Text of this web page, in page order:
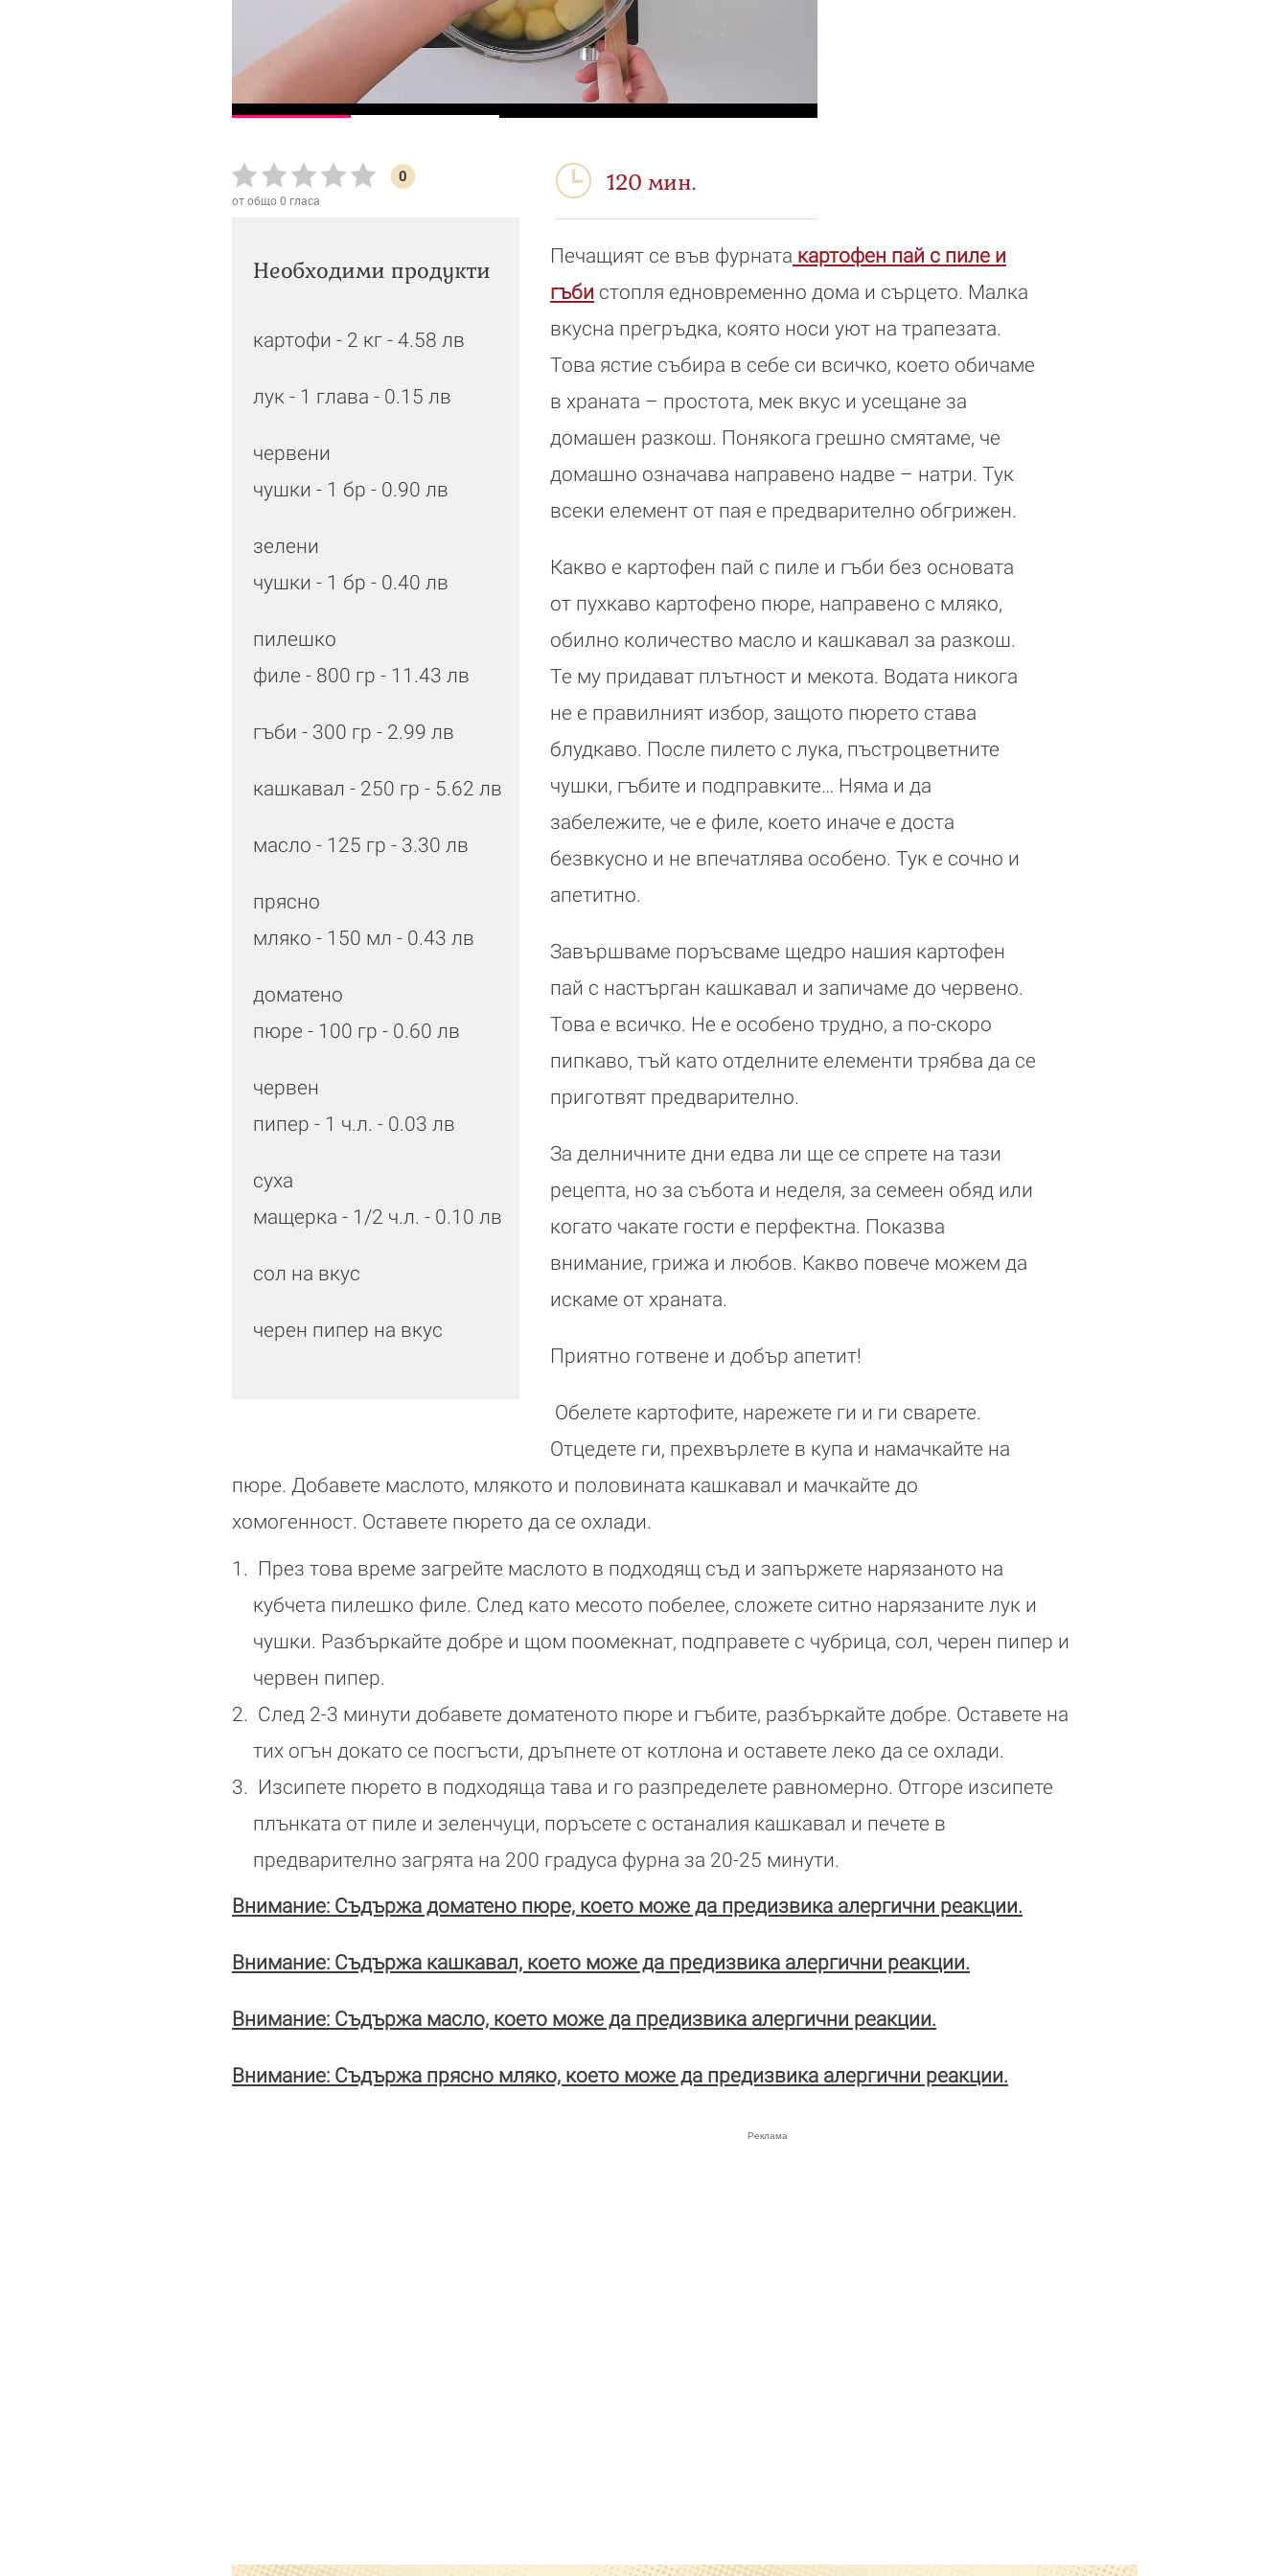
0
от общо0 гласа
120 мин.
Необходими продукти
картофи - 2 кг - 4.58 лв
лук - 1 глава - 0.15 лв
червени
чушки - 1 бр - 0.90 лв
зелени
чушки - 1 бр - 0.40 лв
пилешко
филе - 800 гр - 11.43 лв
гъби - 300 гр - 2.99 лв
кашкавал - 250 гр - 5.62 лв
масло - 125 гр - 3.30 лв
прясно
мляко - 150 мл - 0.43 лв
доматено
пюре - 100 гр - 0.60 лв
червен
пипер - 1 ч.л. - 0.03 лв
суха
мащерка - 1/2 ч.л. - 0.10 лв
сол на вкус
черен пипер на вкус
Печащият се във фурната картофен пай с пиле и
гъби стопля едновременно дома и сърцето. Малка
вкусна прегръдка, която носи уют на трапезата.
Това ястие събира в себе си всичко, което обичаме
в храната – простота, мек вкус и усещане за
домашен разкош. Понякога грешно смятаме, че
домашно означава направено надве – натри. Тук
всеки елемент от пая е предварително обгрижен.
Какво е картофен пай с пиле и гъби без основата
от пухкаво картофено пюре, направено с мляко,
обилно количество масло и кашкавал за разкош.
Те му придават плътност и мекота. Водата никога
не е правилният избор, защото пюрето става
блудкаво. После пилето с лука, пъстроцветните
чушки, гъбите и подправките… Няма и да
забележите, че е филе, което иначе е доста
безвкусно и не впечатлява особено. Тук е сочно и
апетитно.
Завършваме поръсваме щедро нашия картофен
пай с настърган кашкавал и запичаме до червено.
Това е всичко. Не е особено трудно, а по-скоро
пипкаво, тъй като отделните елементи трябва да се
приготвят предварително.
За делничните дни едва ли ще се спрете на тази
рецепта, но за събота и неделя, за семеен обяд или
когато чакате гости е перфектна. Показва
внимание, грижа и любов. Какво повече можем да
искаме от храната.
Приятно готвене и добър апетит!
Обелете картофите, нарежете ги и ги сварете.
Отцедете ги, прехвърлете в купа и намачкайте на
пюре. Добавете маслото, млякото и половината кашкавал и мачкайте до
хомогенност. Оставете пюрето да се охлади.
През това време загрейте маслото в подходящ съд и запържете нарязаното на
кубчета пилешко филе. След като месото побелее, сложете ситно нарязаните лук и
чушки. Разбъркайте добре и щом поомекнат, подправете с чубрица, сол, черен пипер и
червен пипер.
След 2-3 минути добавете доматеното пюре и гъбите, разбъркайте добре. Оставете на
тих огън докато се посгъсти, дръпнете от котлона и оставете леко да се охлади.
Изсипете пюрето в подходяща тава и го разпределете равномерно. Отгоре изсипете
плънката от пиле и зеленчуци, поръсете с останалия кашкавал и печете в
предварително загрята на 200 градуса фурна за 20-25 минути.
Внимание: Съдържа доматено пюре, което може да предизвика алергични реакции.
Внимание: Съдържа кашкавал, което може да предизвика алергични реакции.
Внимание: Съдържа масло, което може да предизвика алергични реакции.
Внимание: Съдържа прясно мляко, което може да предизвика алергични реакции.